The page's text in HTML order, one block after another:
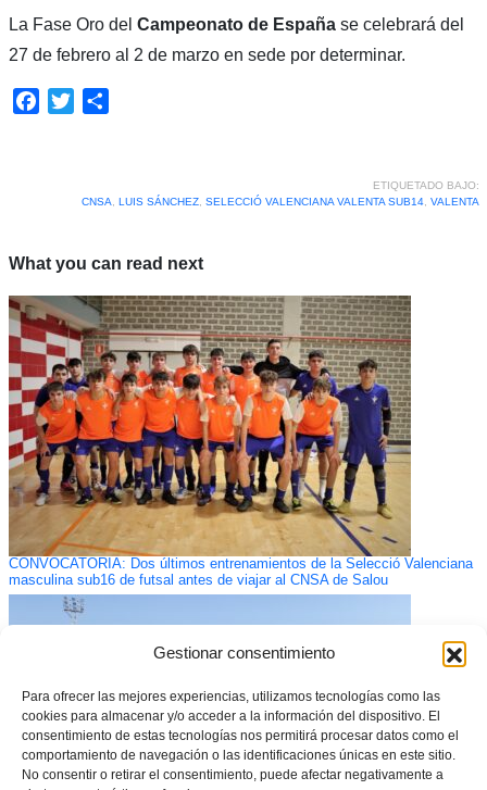
Gestionar consentimiento
Para ofrecer las mejores experiencias, utilizamos tecnologías como las
cookies para almacenar y/o acceder a la información del dispositivo. El
consentimiento de estas tecnologías nos permitirá procesar datos como el
comportamiento de navegación o las identificaciones únicas en este sitio.
No consentir o retirar el consentimiento, puede afectar negativamente a
La Fase Oro del Campeonato de Españase celebrará del
27 de febrero al 2 de marzo en sede por determinar.
Facebook
Twitter
ETIQUETADO BAJO:
CNSA, LUIS SÁNCHEZ, SELECCIÓ VALENCIANA VALENTA SUB14, VALENTA
What you can read next
CONVOCATORIA: Dos últimos entrenamientos de la Selecció Valenciana
masculina sub16 de futsal antes de viajar al CNSA de Salou